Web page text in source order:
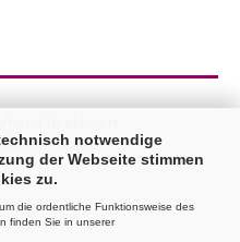
notwendige
der Webseite stimmen
zu.
die ordentliche Funktionsweise des
finden Sie in unserer